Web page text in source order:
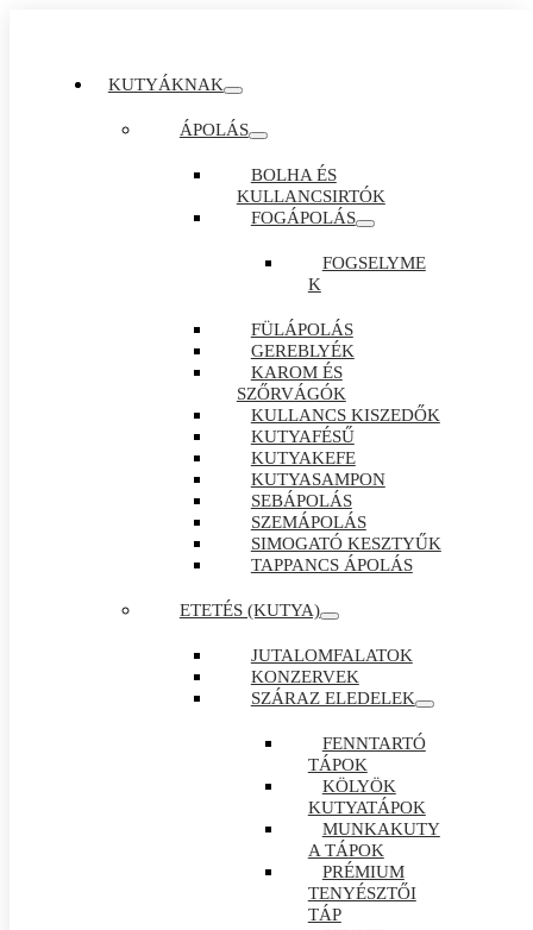
KUTYÁKNAK
ÁPOLÁS
BOLHA ÉS
KULLANCSIRTÓK
FOGÁPOLÁS
FOGSELYME
K
FÜLÁPOLÁS
GEREBLYÉK
KAROM ÉS
SZŐRVÁGÓK
KULLANCS KISZEDŐK
KUTYAFÉSŰ
KUTYAKEFE
KUTYASAMPON
SEBÁPOLÁS
SZEMÁPOLÁS
SIMOGATÓ KESZTYŰK
TAPPANCS ÁPOLÁS
ETETÉS (KUTYA)
JUTALOMFALATOK
KONZERVEK
SZÁRAZ ELEDELEK
FENNTARTÓ
TÁPOK
KÖLYÖK
KUTYATÁPOK
MUNKAKUTY
A TÁPOK
PRÉMIUM
TENYÉSZTŐI
TÁP